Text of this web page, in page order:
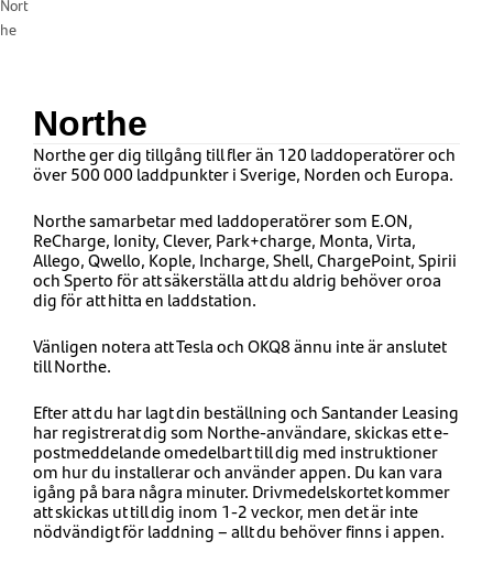
Nort
he
Northe
Northe ger dig tillgång till fler än 120 laddoperatörer och
över 500 000 laddpunkter i Sverige, Norden och Europa.
Northe samarbetar med laddoperatörer som E.ON,
ReCharge, Ionity, Clever, Park+charge, Monta, Virta,
Allego, Qwello, Kople, Incharge, Shell, ChargePoint, Spirii
och Sperto för att säkerställa att du aldrig behöver oroa
dig för att hitta en laddstation.
Vänligen notera att Tesla och OKQ8 ännu inte är anslutet
till Northe.
Efter att du har lagt din beställning och Santander Leasing
har registrerat dig som Northe-användare, skickas ett e-
postmeddelande omedelbart till dig med instruktioner
om hur du installerar och använder appen. Du kan vara
igång på bara några minuter. Drivmedelskortet kommer
att skickas ut till dig inom 1-2 veckor, men det är inte
nödvändigt för laddning – allt du behöver finns i appen.